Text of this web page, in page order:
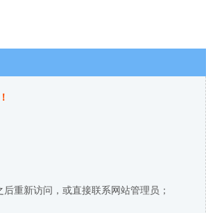
重新访问，或直接联系网站管理员；